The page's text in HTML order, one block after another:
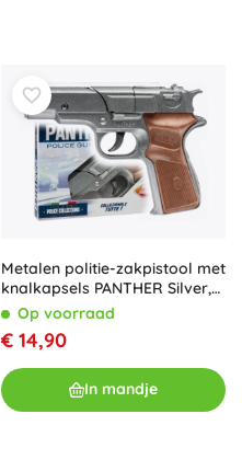
Metalen politie-zakpistool met
knalkapsels PANTHER Silver,
8-schots
Op voorraad
€ 14,90
In mandje